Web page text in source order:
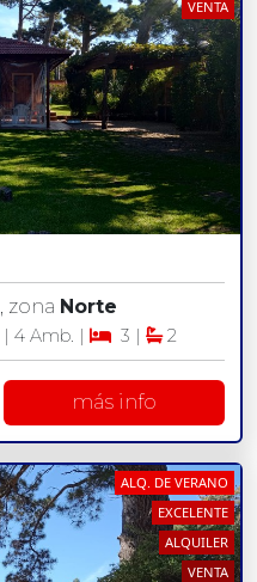
VENTA
, zona Norte
| 4 Amb. | 3 | 2
más info
ALQ. DE VERANO
EXCELENTE
ALQUILER
VENTA